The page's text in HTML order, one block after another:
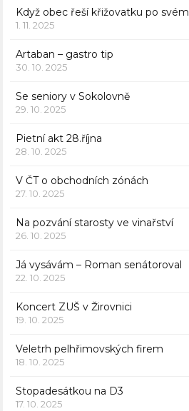
Když obec řeší křižovatku po svém
1. 11. 2025
Artaban – gastro tip
30. 10. 2025
Se seniory v Sokolovně
29. 10. 2025
Pietní akt 28.října
28. 10. 2025
V ČT o obchodních zónách
27. 10. 2025
Na pozvání starosty ve vinařství
26. 10. 2025
Já vysávám – Roman senátoroval
22. 10. 2025
Koncert ZUŠ v Žirovnici
19. 10. 2025
Veletrh pelhřimovských firem
18. 10. 2025
Stopadesátkou na D3
17. 10. 2025